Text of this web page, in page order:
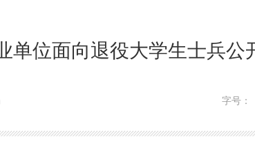
单位面向退役大学生士兵
字号